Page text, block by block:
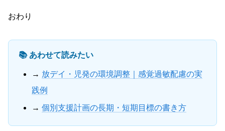
おわり
📚 あわせて読みたい
→ 放デイ・児発の環境調整｜感覚過敏配慮の実
践例
→ 個別支援計画の長期・短期目標の書き方